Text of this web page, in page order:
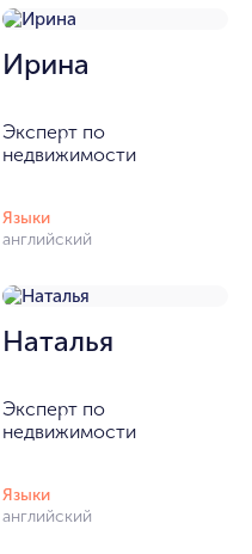
Ирина
Эксперт по
недвижимости
Языки
английский
Наталья
Эксперт по
недвижимости
Языки
английский